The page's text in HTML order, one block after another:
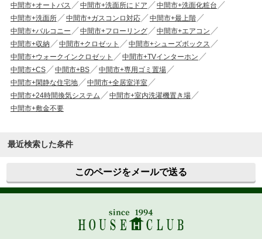
中間市+オートバス
中間市+洗面所にドア
中間市+洗面化粧台
中間市+洗面所
中間市+ガスコンロ対応
中間市+最上階
中間市+バルコニー
中間市+フローリング
中間市+エアコン
中間市+収納
中間市+クロゼット
中間市+シューズボックス
中間市+ウォークインクロゼット
中間市+TVインターホン
中間市+CS
中間市+BS
中間市+専用ゴミ置場
中間市+閑静な住宅地
中間市+全居室洋室
中間市+24時間換気システム
中間市+室内洗濯機置き場
中間市+敷金不要
最近検索した条件
このページをメールで送る